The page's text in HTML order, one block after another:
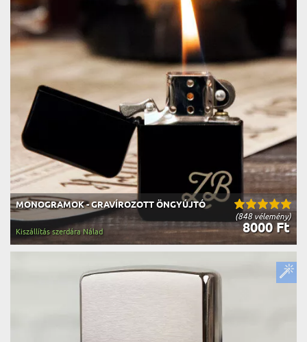
(848 vélemény)
MONOGRAMOK - GRAVÍROZOTT ÖNGYÚJTÓ
8000 Ft
Kiszállítás szerdára Nálad